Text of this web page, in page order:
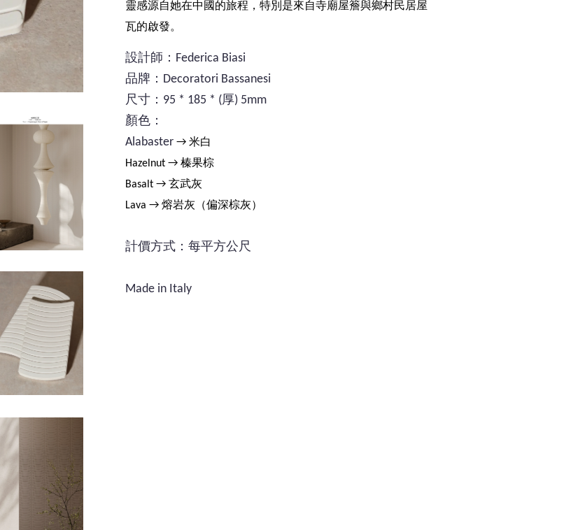
靈感源自她在中國的旅程，特別是來自寺廟屋簷與鄉村民居屋
瓦的啟發。
設計師：Federica Biasi
品牌：Decoratori Bassanesi
尺寸：95 * 185 * (厚) 5mm
顏色：
Alabaster → 米白
Hazelnut → 榛果棕
Basalt → 玄武灰
Lava → 熔岩灰（偏深棕灰）
計價方式：每平方公尺
Made in Italy